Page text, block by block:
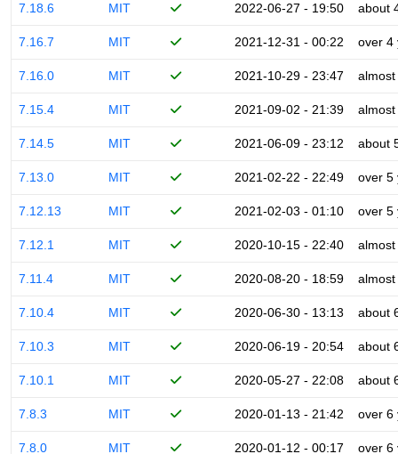
7.18.6 MIT 2022-06-27 - 19:50 about
7.16.7 MIT 2021-12-31 - 00:22 over 4
7.16.0 MIT 2021-10-29 - 23:47
7.15.4 MIT 2021-09-02 - 21:39
7.14.5 MIT 2021-06-09 - 23:12 about
7.13.0 MIT 2021-02-22 - 22:49 over 5
7.12.13 MIT 2021-02-03 - 01:10 over 5
7.12.1 MIT 2020-10-15 - 22:40
7.11.4 MIT 2020-08-20 - 18:59
7.10.4 MIT 2020-06-30 - 13:13 about
7.10.3 MIT 2020-06-19 - 20:54 about
7.10.1 MIT 2020-05-27 - 22:08 about
7.8.3 MIT 2020-01-13 - 21:42 over 6
7.8.0 MIT 2020-01-12 - 00:17 over 6